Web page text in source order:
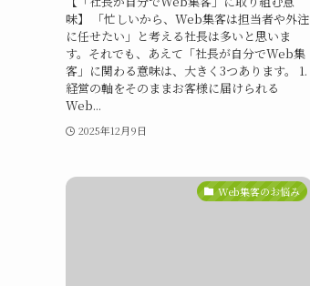
味】 「忙しいから、Web集客は担当者や外注
に任せたい」と考える社長は多いと思いま
す。それでも、あえて「社長が自分でWeb集
客」に関わる意味は、大きく3つあります。 1.
経営の軸をそのままお客様に届けられる
Web...
2025年12月9日
Web集客のお悩み